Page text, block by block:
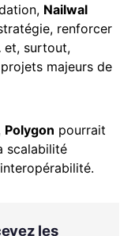
Nailwal
renforcer
et, surtout,
majeurs de
Polygon pourrait
scalabilité
les